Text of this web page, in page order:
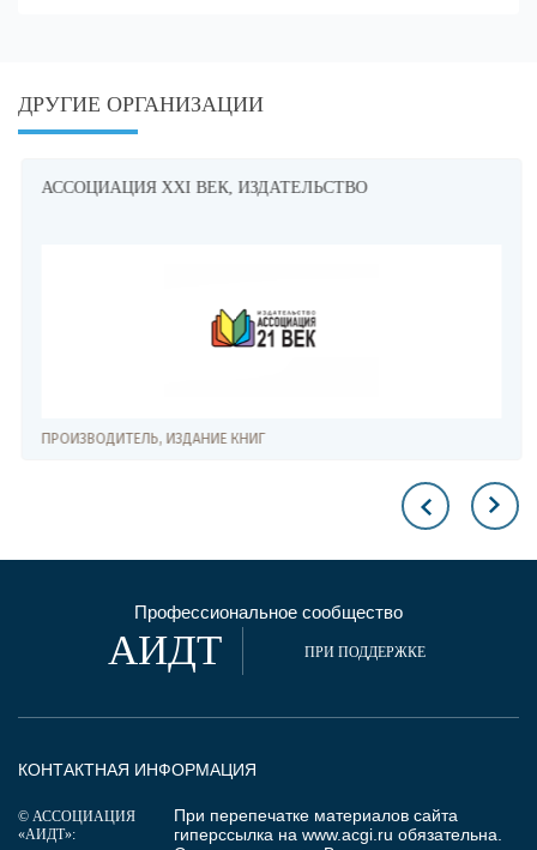
ДРУГИЕ ОРГАНИЗАЦИИ
АССОЦИАЦИЯ XXI ВЕК, ИЗДАТЕЛЬСТВО
ПРОИЗВОДИТЕЛЬ, ИЗДАНИЕ КНИГ
Профессиональное сообщество
АИДТ ПРИ ПОДДЕРЖКЕ
КОНТАКТНАЯ ИНФОРМАЦИЯ
© АССОЦИАЦИЯ
«АИДТ»:
При перепечатке материалов сайта
гиперссылка на www.acgi.ru обязательна.